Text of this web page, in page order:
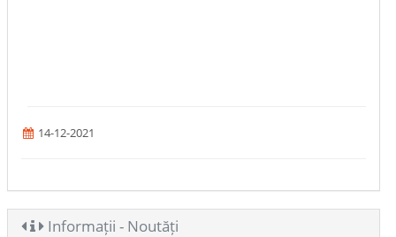
14-12-2021
Informații - Noutăți